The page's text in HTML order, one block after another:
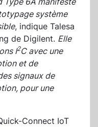
système
, indique Talesa
de Digilent. Elle
I2C avec une
et de
signaux de
pour une
Connect IoT